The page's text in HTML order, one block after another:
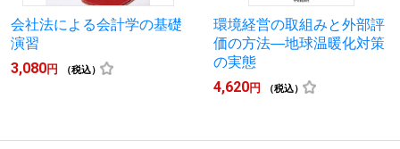
会社法による会計学の基礎
演習
3,080円 （税込）
環境経営の取組みと外部評
価の方法―地球温暖化対策
の実態
4,620円 （税込）